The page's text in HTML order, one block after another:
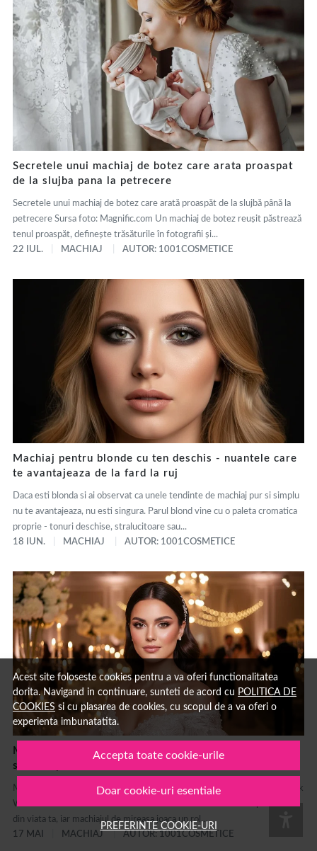
Acest site foloseste cookies pentru a va oferi functionalitatea
dorita. Navigand in continuare, sunteti de acord cu POLITICA DE
COOKIES si cu plasarea de cookies, cu scopul de a va oferi o
experienta imbunatatita.
Accepta toate cookie-urile
Doar cookie-uri esentiale
PREFERINTE COOKIE-URI
Secretele unui machiaj de botez care arata proaspat
de la slujba pana la petrecere
Secretele unui machiaj de botez care arată proaspăt de la slujbă până la
petrecere Sursa foto: Magnific.com Un machiaj de botez reușit păstrează
tenul proaspăt, definește trăsăturile în fotografii și...
22 IUL.
MACHIAJ AUTOR: 1001COSMETICE
Machiaj pentru blonde cu ten deschis - nuantele care
te avantajeaza de la fard la ruj
Daca esti blonda si ai observat ca unele tendinte de machiaj pur si simplu
nu te avantajeaza, nu esti singura. Parul blond vine cu o paleta cromatica
proprie - tonuri deschise, stralucitoare sau...
18 IUN.
MACHIAJ AUTOR: 1001COSMETICE
Machiaj de mireasa pentru cununia civila si nunta -
secrete pentru un look WOW in ziua cea mare
Machiaj de mireasa pentru cununia civila si nunta - secrete pentru un look
WOW in ziua cea mare Ziua nuntii este una dintre cele mai importante
din viata ta, iar machiajul de mireasa joaca un rol...
17 MAI
MACHIAJ AUTOR: 1001COSMETICE